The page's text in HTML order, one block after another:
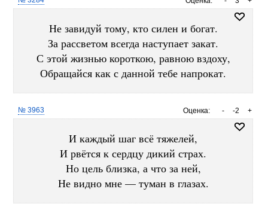
Не завидуй тому, кто силен и богат.
За рассветом всегда наступает закат.
С этой жизнью короткою, равною вздоху,
Обращайся как с данной тебе напрокат.
Оценка: +
-2
-
№ 3963
И каждый шаг всё тяжелей,
И рвётся к сердцу дикий страх.
Но цель близка, а что за ней,
Не видно мне — туман в глазах.